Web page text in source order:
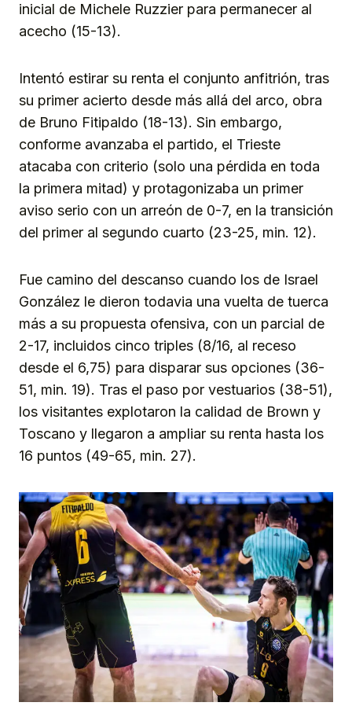
inicial de Michele Ruzzier para permanecer al
acecho (15-13).
Intentó estirar su renta el conjunto anfitrión, tras
su primer acierto desde más allá del arco, obra
de Bruno Fitipaldo (18-13). Sin embargo,
conforme avanzaba el partido, el Trieste
atacaba con criterio (solo una pérdida en toda
la primera mitad) y protagonizaba un primer
aviso serio con un arreón de 0-7, en la transición
del primer al segundo cuarto (23-25, min. 12).
Fue camino del descanso cuando los de Israel
González le dieron todavia una vuelta de tuerca
más a su propuesta ofensiva, con un parcial de
2-17, incluidos cinco triples (8/16, al receso
desde el 6,75) para disparar sus opciones (36-
51, min. 19). Tras el paso por vestuarios (38-51),
los visitantes explotaron la calidad de Brown y
Toscano y llegaron a ampliar su renta hasta los
16 puntos (49-65, min. 27).